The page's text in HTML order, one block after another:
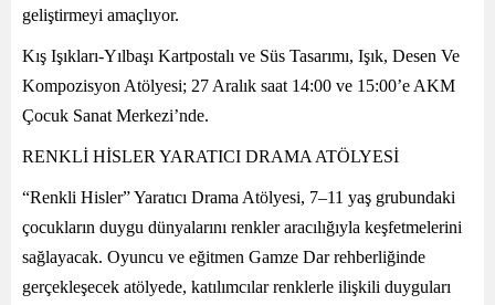
geliştirmeyi amaçlıyor.
Kış Işıkları-Yılbaşı Kartpostalı ve Süs Tasarımı, Işık, Desen Ve
Kompozisyon Atölyesi; 27 Aralık saat 14:00 ve 15:00’e AKM
Çocuk Sanat Merkezi’nde.
RENKLİ HİSLER YARATICI DRAMA ATÖLYESİ
“Renkli Hisler” Yaratıcı Drama Atölyesi, 7–11 yaş grubundaki
çocukların duygu dünyalarını renkler aracılığıyla keşfetmelerini
sağlayacak. Oyuncu ve eğitmen Gamze Dar rehberliğinde
gerçekleşecek atölyede, katılımcılar renklerle ilişkili duyguları